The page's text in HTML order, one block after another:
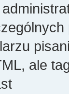
ale